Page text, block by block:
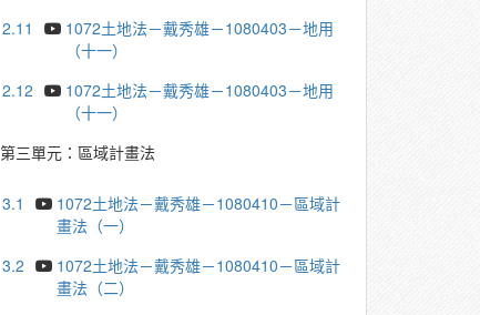
2.11
1072土地法－戴秀雄－1080403－地用
（十一）
2.12
1072土地法－戴秀雄－1080403－地用
（十一）
第三單元：區域計畫法
3.1
1072土地法－戴秀雄－1080410－區域計
畫法（一）
3.2
1072土地法－戴秀雄－1080410－區域計
畫法（二）